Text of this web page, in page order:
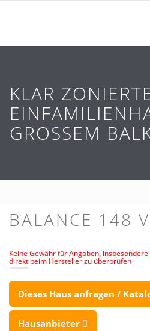
KLAR
GROSSEM
BALANCE 148
Keine Gewähr für Angaben,
direkt beim Hersteller zu überprüfen
Dieses Haus anfragen /
Hausanbieter